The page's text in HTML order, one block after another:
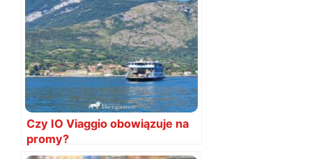
Czy IO Viaggio obowiązuje na
promy?